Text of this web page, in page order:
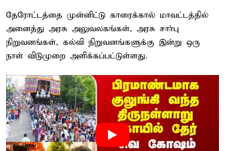
தேரோட்டத்தை முன்னிட்டு காரைக்கால் மாவட்டத்தில்
அனைத்து அரசு அலுவலகங்கள், அரசு சாா்பு
நிறுவனங்கள், கல்வி நிறுவனங்களுக்கு இன்று ஒரு
நாள் விடுமுறை அளிக்கப்பட்டுள்ளது.